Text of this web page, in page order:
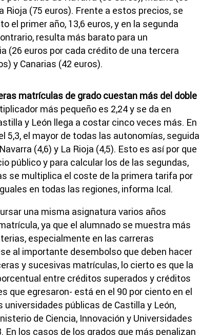
Rioja (75 euros). Frente a estos precios, se
el primer año, 13,6 euros, y en la segunda
resulta más barato para un
(26 euros por cada crédito de una tercera
y Canarias (42 euros).
matrículas de grado cuestan más del doble
más pequeño es 2,24 y se da en
y León llega a costar cinco veces más. En
5,3, el mayor de todas las autonomías, seguida
(4,6) y La Rioja (4,5). Esto es así por que
público y para calcular los de las segundas,
se multiplica el coste de la primera tarifa por
en todas las regiones, informa Ical.
una misma asignatura varios años
ya que el alumnado se muestra más
especialmente en las carreras
al importante desembolso que deben hacer
y sucesivas matrículas, lo cierto es que la
entre créditos superados y créditos
que egresaron- está en el 90 por ciento en el
públicas de Castilla y León,
de Ciencia, Innovación y Universidades
En los casos de los grados que más penalizan